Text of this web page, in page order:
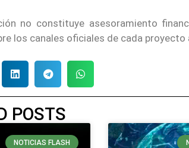
no constituye asesoramiento
los canales oficiales de cada
POSTS
NOTICIAS FLASH